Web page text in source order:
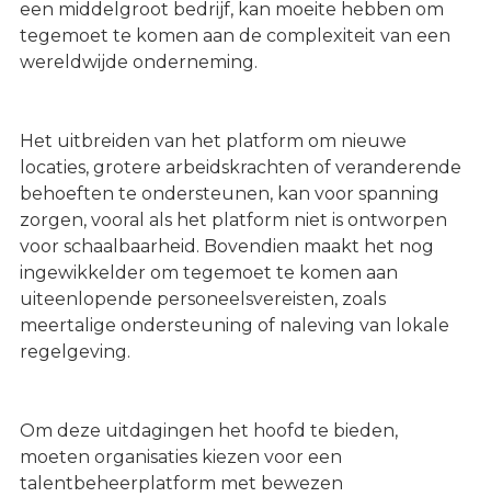
een middelgroot bedrijf, kan moeite hebben om
tegemoet te komen aan de complexiteit van een
wereldwijde onderneming.
Het uitbreiden van het platform om nieuwe
locaties, grotere arbeidskrachten of veranderende
behoeften te ondersteunen, kan voor spanning
zorgen, vooral als het platform niet is ontworpen
voor schaalbaarheid. Bovendien maakt het nog
ingewikkelder om tegemoet te komen aan
uiteenlopende personeelsvereisten, zoals
meertalige ondersteuning of naleving van lokale
regelgeving.
Om deze uitdagingen het hoofd te bieden,
moeten organisaties kiezen voor een
talentbeheerplatform met bewezen